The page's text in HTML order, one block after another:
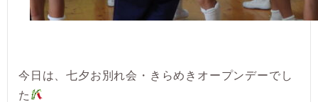
今日は、七夕お別れ会・きらめきオープンデーでし
た